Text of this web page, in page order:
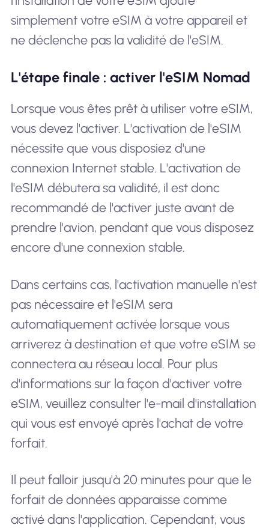
simplement votre eSIM à votre appareil et
ne déclenche pas la validité de l'eSIM.
L'étape finale : activer l'eSIM Nomad
Lorsque vous êtes prêt à utiliser votre eSIM,
vous devez l'activer. L'activation de l'eSIM
nécessite que vous disposiez d'une
connexion Internet stable. L'activation de
l'eSIM débutera sa validité, il est donc
recommandé de l'activer juste avant de
prendre l'avion, pendant que vous disposez
encore d'une connexion stable.
Dans certains cas, l'activation manuelle n'est
pas nécessaire et l'eSIM sera
automatiquement activée lorsque vous
arriverez à destination et que votre eSIM se
connectera au réseau local. Pour plus
d'informations sur la façon d'activer votre
eSIM, veuillez consulter l'e-mail d'installation
qui vous est envoyé après l'achat de votre
forfait.
Il peut falloir jusqu'à 20 minutes pour que le
forfait de données apparaisse comme
activé dans l'application. Cependant, vous